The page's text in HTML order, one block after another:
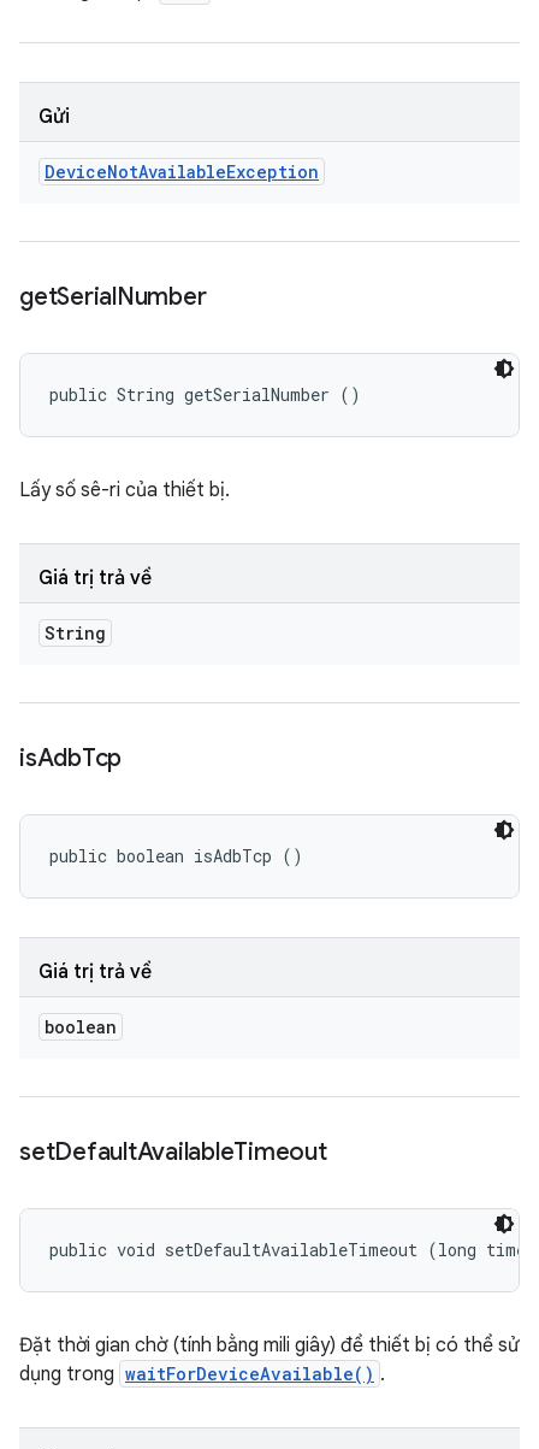
Gửi
DeviceNotAvailableException
getSerialNumber
public String getSerialNumber ()
Lấy số sê-ri của thiết bị.
Giá trị trả về
String
isAdbTcp
public boolean isAdbTcp ()
Giá trị trả về
boolean
setDefaultAvailableTimeout
public void setDefaultAvailableTimeout (long
Đặt thời gian chờ (tính bằng mili giây) để thiết bị có thể sử
dụng trong waitForDeviceAvailable() .